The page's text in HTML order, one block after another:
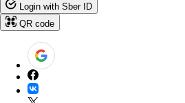
Login with Sber ID
QR code